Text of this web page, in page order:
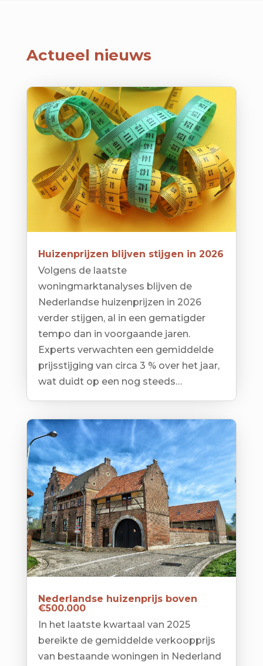
Actueel nieuws
Huizenprijzen blijven stijgen in 2026
Volgens de laatste
woningmarktanalyses blijven de
Nederlandse huizenprijzen in 2026
verder stijgen, al in een gematigder
tempo dan in voorgaande jaren.
Experts verwachten een gemiddelde
prijsstijging van circa 3 % over het jaar,
wat duidt op een nog steeds…
Nederlandse huizenprijs boven
€500.000
In het laatste kwartaal van 2025
bereikte de gemiddelde verkoopprijs
van bestaande woningen in Nederland